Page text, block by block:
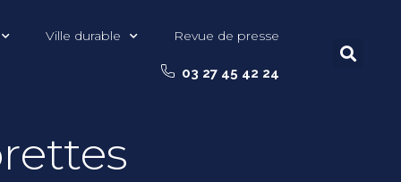
Ville durable Revue de presse
03 27 45 42 24